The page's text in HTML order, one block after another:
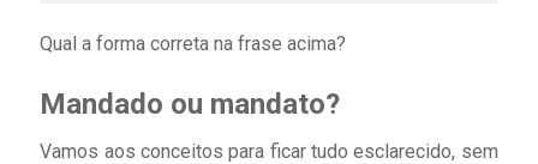
Qual a forma correta na frase acima?
Mandado ou mandato?
Vamos aos conceitos para ficar tudo esclarecido, sem